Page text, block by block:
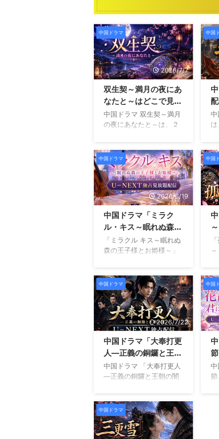
中国ドラマ
2026/7/7
双生契～満月の夜にあ
なたと～はどこで見れ
る？あらすじ・キャス
ト・見どころを紹介
中国ドラマ 双生契～満月
の夜にあなたと～は、２
ー時代劇です。 命を共有
する契約を結んだ男女
が、過酷な運命に立ち向
かいながら愛を育んでい
く物語で、美しい映像と
スピーディーな展開が魅
力となっています。 主演
は龍珞縁～万年の恋、君
を待つ～で注目を集めた
ハン・シャオヤオと、若
５～３０分と見やすく、
テンポ良く物語が進むた
め、中国ドラマ初心者に
もおすすめできます。 こ
の記事では、双生契～満
月の夜にあなたと～の配
信情報をはじめ、作 ...
中国
中
ロ
語
は
率
す
靖
絶
嶷
ら
ま
な
軍
が
中国ドラマ
2026/6/19
中国ドラマ「ミラク
ル・キス～眠れぬ森の
王子様とお姫様～」配
信どこでみれる？
「ミラクル キス～眠れぬ
森の王子様とお姫様～」
ェロ奏者が出会い、少し
ずつ距離を縮めていく中
国ラブコメディです。 物
語の中心となるのは、チ
ェリストを目指しながら
夢に向かって努力を続け
るルー エントンと、大企
業の社長として多忙な
日々を送るソン イエンシ
ューです。 一見すると接
しんでいました。そして
偶然の出来事から、２人
が触れ合うことで眠りに
つける可能性が見つかり
中国
国
天
い
愛
す
人
女
で
る
中国ドラマ
2026/7/22
中国ドラマ「大奉打更
人―正義の銅鑼と王朝
の闇―」配信どこでみ
れる？
中国ドラマ 「大奉打更人
―正義の銅鑼と王朝の闇
快な成長物語を融合させ
た大型時代劇です。 現代
を生きる主人公が突然古
中国
中
節
中国ドラマ